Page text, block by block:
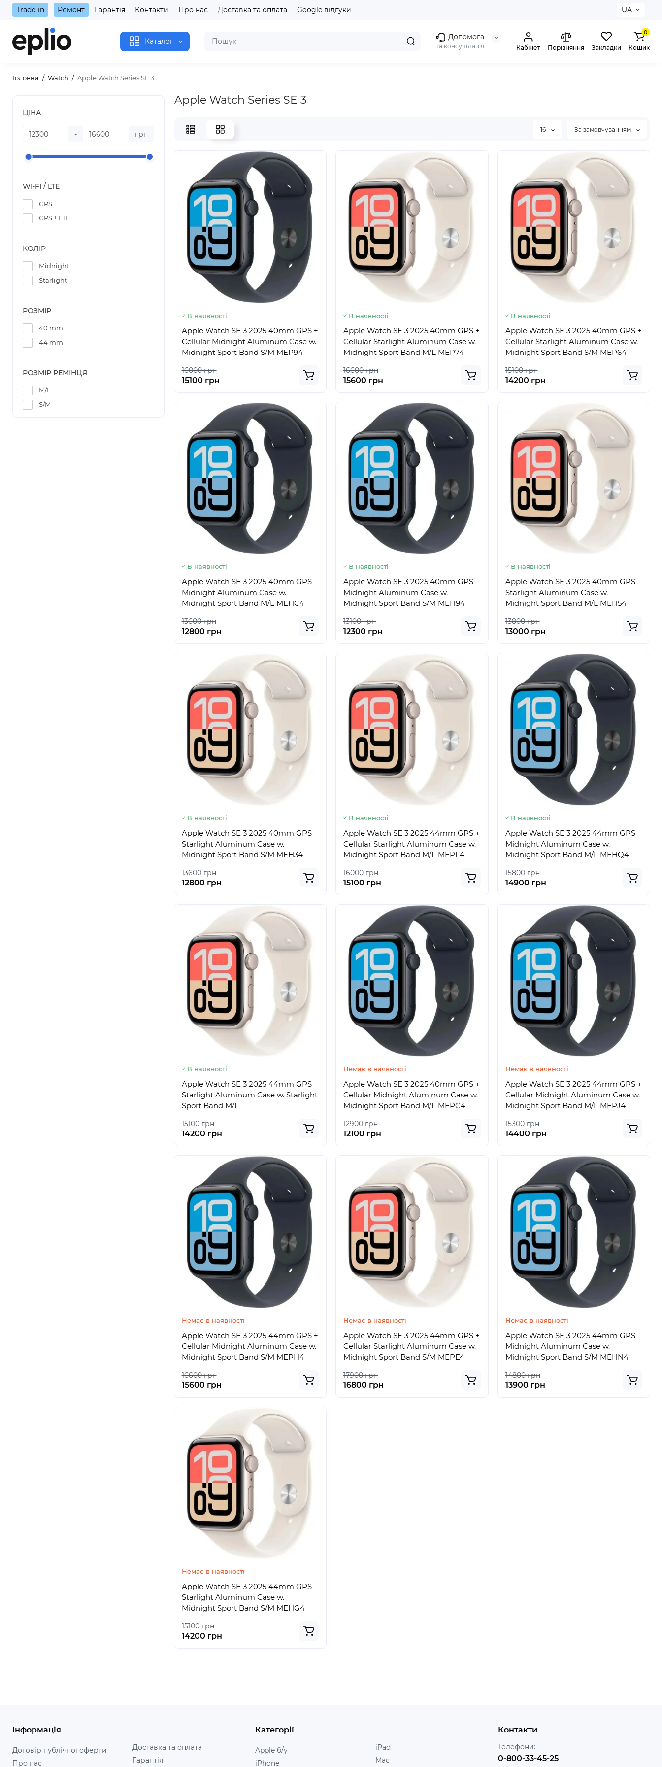
Trade-in Ремонт Гарантія Контакти Про нас Доставка та оплата Google відгуки UA
Каталог Допомога
та консультація Кабінет Порівняння Закладки
0
Кошик
Головна Watch Apple Watch Series SE 3
ЦІНА
- грн
WI-FI / LTE
GPS
GPS + LTE
КОЛІР
Midnight
Starlight
РОЗМІР
40 mm
44 mm
РОЗМІР РЕМІНЦЯ
M/L
S/M
Apple Watch Series SE 3
16 За замовчуванням
В наявності
Apple Watch SE 3 2025 40mm GPS +
Cellular Midnight Aluminum Case w.
Midnight Sport Band S/M MEP94
16000 грн
15100 грн
В наявності
Apple Watch SE 3 2025 40mm GPS +
Cellular Starlight Aluminum Case w.
Midnight Sport Band M/L MEP74
16600 грн
15600 грн
В наявності
Apple Watch SE 3 2025 40mm GPS +
Cellular Starlight Aluminum Case w.
Midnight Sport Band S/M MEP64
15100 грн
14200 грн
В наявності
Apple Watch SE 3 2025 40mm GPS
Midnight Aluminum Case w.
Midnight Sport Band M/L MEHC4
13600 грн
12800 грн
В наявності
Apple Watch SE 3 2025 40mm GPS
Midnight Aluminum Case w.
Midnight Sport Band S/M MEH94
13100 грн
12300 грн
В наявності
Apple Watch SE 3 2025 40mm GPS
Starlight Aluminum Case w.
Midnight Sport Band M/L MEH54
13800 грн
13000 грн
В наявності
Apple Watch SE 3 2025 40mm GPS
Starlight Aluminum Case w.
Midnight Sport Band S/M MEH34
13600 грн
12800 грн
В наявності
Apple Watch SE 3 2025 44mm GPS +
Cellular Starlight Aluminum Case w.
Midnight Sport Band M/L MEPF4
16000 грн
15100 грн
В наявності
Apple Watch SE 3 2025 44mm GPS
Midnight Aluminum Case w.
Midnight Sport Band M/L MEHQ4
15800 грн
14900 грн
В наявності
Apple Watch SE 3 2025 44mm GPS
Starlight Aluminum Case w. Starlight
Sport Band M/L
15100 грн
14200 грн
Немає в наявності
Apple Watch SE 3 2025 40mm GPS +
Cellular Midnight Aluminum Case w.
Midnight Sport Band M/L MEPC4
12900 грн
12100 грн
Немає в наявності
Apple Watch SE 3 2025 44mm GPS +
Cellular Midnight Aluminum Case w.
Midnight Sport Band M/L MEPJ4
15300 грн
14400 грн
Немає в наявності
Apple Watch SE 3 2025 44mm GPS +
Cellular Midnight Aluminum Case w.
Midnight Sport Band S/M MEPH4
16600 грн
15600 грн
Немає в наявності
Apple Watch SE 3 2025 44mm GPS +
Cellular Starlight Aluminum Case w.
Midnight Sport Band S/M MEPE4
17900 грн
16800 грн
Немає в наявності
Apple Watch SE 3 2025 44mm GPS
Midnight Aluminum Case w.
Midnight Sport Band S/M MEHN4
14800 грн
13900 грн
Немає в наявності
Apple Watch SE 3 2025 44mm GPS
Starlight Aluminum Case w.
Midnight Sport Band S/M MEHG4
15100 грн
14200 грн
Інформація
Договір публічної оферти
Про нас
Доставка та оплата
Гарантія
Категорії
Apple б/у
iPhone
iPad
Mac
Контакти
Телефони:
0-800-33-45-25